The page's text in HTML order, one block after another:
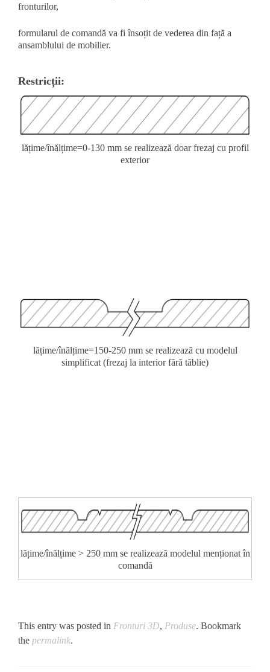
fronturilor,
formularul de comandă va fi însoțit de vederea din față a
ansamblului de mobilier.
Restricții:
lățime/înălțime=0-130 mm se realizează doar frezaj cu profil
exterior
lățime/înălțime=150-250 mm se realizează cu modelul
simplificat (frezaj la interior fără tăblie)
lățime/înălțime > 250 mm se realizează modelul menționat în
comandă
This entry was posted in Fronturi 3D, Produse. Bookmark
the permalink.